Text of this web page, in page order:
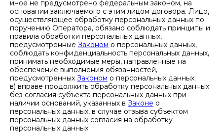
иное не предусмотрено федеральным законом, на
основании заключаемого с этим лицом договора. Лицо,
осуществляющее обработку персональных данных по
поручению Оператора, обязано соблюдать принципы и
правила обработки персональных данных,
предусмотренные Законом о персональных данных,
соблюдать конфиденциальность персональных данных,
принимать необходимые меры, направленные на
обеспечение выполнения обязанностей,
предусмотренных Законом о персональных данных;
в) вправе продолжить обработку персональных данных
без согласия субъекта персональных данных при
наличии оснований, указанных в Законе о
персональных данных, в случае отзыва субъектом
персональных данных согласия на обработку
персональных данных.